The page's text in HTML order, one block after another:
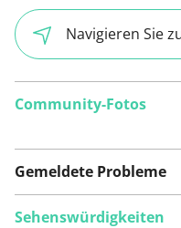
Navigieren Sie
Community-Fotos
Gemeldete Probleme
Sehenswürdigkeiten